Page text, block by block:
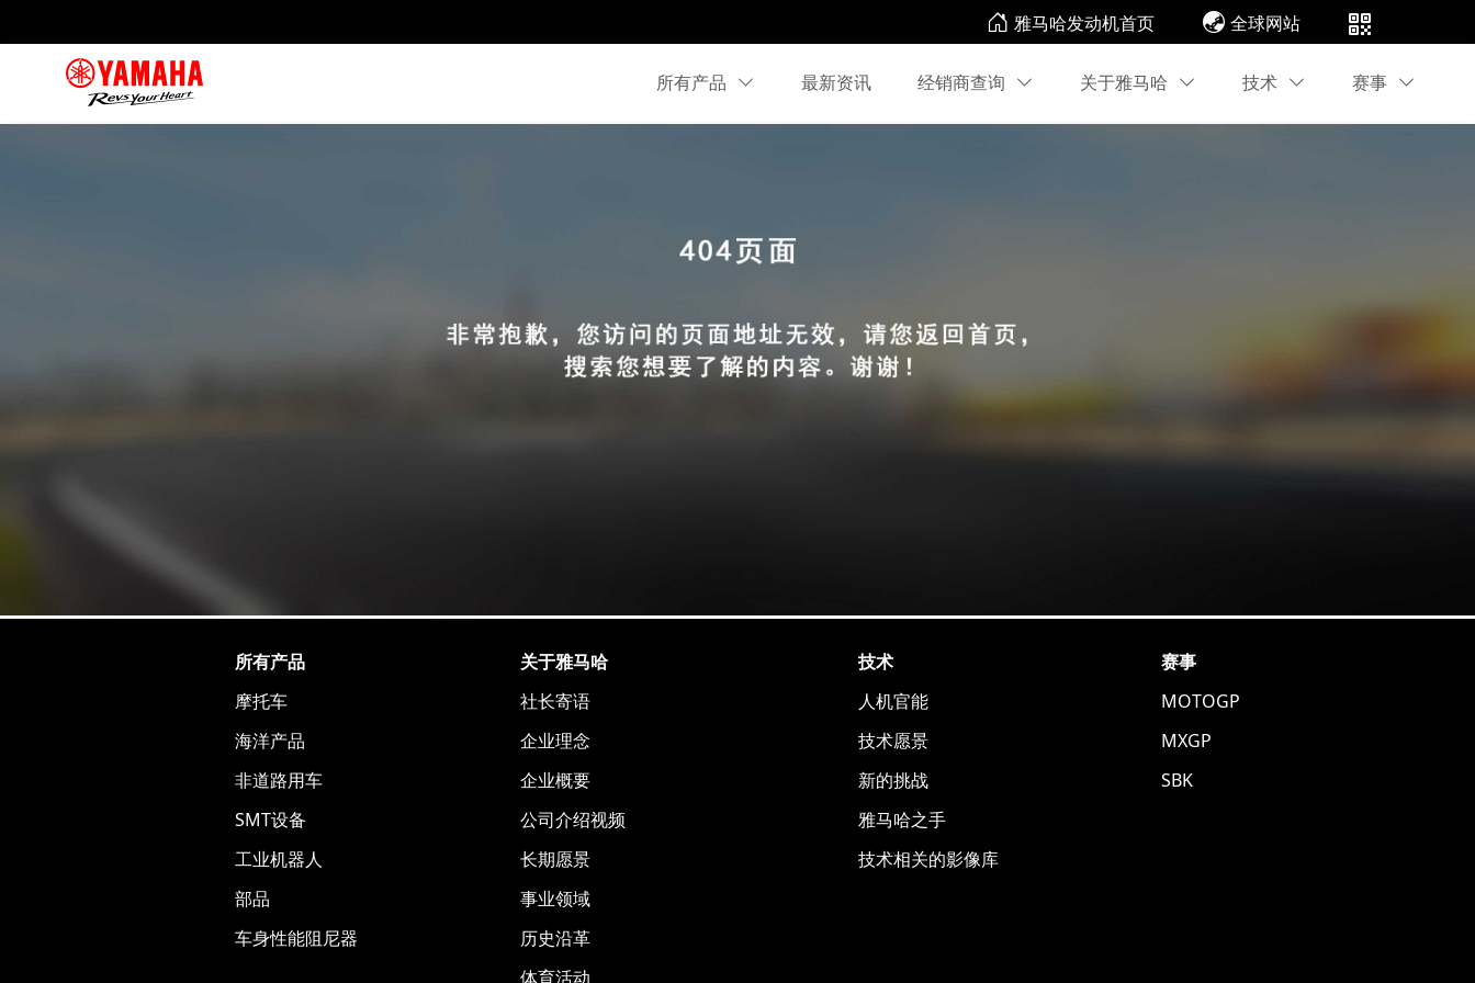
雅马哈发动机首页 全球网站
所有产品 最新资讯 经销商查询 关于雅马哈 技术 赛事
所有产品
摩托车
海洋产品
非道路用车
SMT设备
工业机器人
部品
车身性能阻尼器
关于雅马哈
社长寄语
企业理念
企业概要
公司介绍视频
长期愿景
事业领域
历史沿革
体育活动
技术
人机官能
技术愿景
新的挑战
雅马哈之手
技术相关的影像库
赛事
MOTOGP
MXGP
SBK